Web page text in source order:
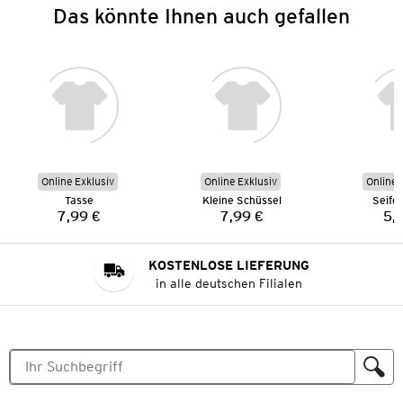
Das könnte Ihnen auch gefallen
Online Exklusiv
Tasse
Preis:
7,99 €
Online Exklusiv
Kleine Schüssel
Preis:
7,99 €
Online
KOSTENLOSE LIEFERUNG
in alle deutschen Filialen